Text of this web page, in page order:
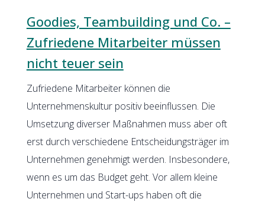
Goodies, Teambuilding und Co. –
Zufriedene Mitarbeiter müssen
nicht teuer sein
Zufriedene Mitarbeiter können die
Unternehmenskultur positiv beeinflussen. Die
Umsetzung diverser Maßnahmen muss aber oft
erst durch verschiedene Entscheidungsträger im
Unternehmen genehmigt werden. Insbesondere,
wenn es um das Budget geht. Vor allem kleine
Unternehmen und Start-ups haben oft die